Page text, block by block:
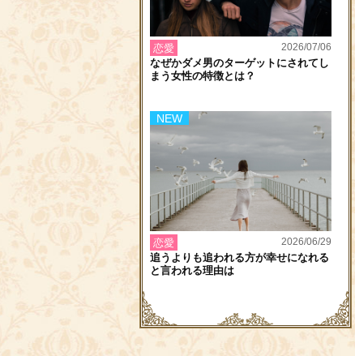
2026/07/06
なぜかダメ男のターゲットにされてし
まう女性の特徴とは？
恋愛
2026/06/29
追うよりも追われる方が幸せになれる
と言われる理由は
恋愛
NEW